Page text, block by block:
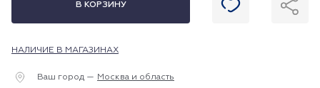
В КОРЗИНУ
НАЛИЧИЕ В МАГАЗИНАХ
Ваш город — Москва и область